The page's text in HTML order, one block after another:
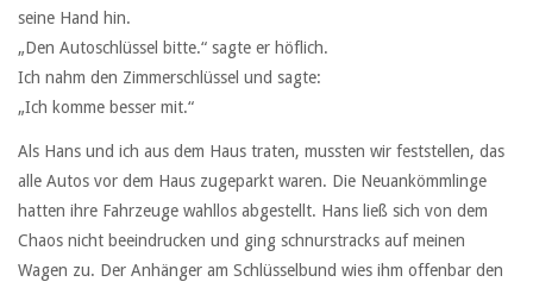
seine Hand hin.
„Den Autoschlüssel bitte.“ sagte er höflich.
Ich nahm den Zimmerschlüssel und sagte:
„Ich komme besser mit.“
Als Hans und ich aus dem Haus traten, mussten wir feststellen, das
alle Autos vor dem Haus zugeparkt waren. Die Neuankömmlinge
hatten ihre Fahrzeuge wahllos abgestellt. Hans ließ sich von dem
Chaos nicht beeindrucken und ging schnurstracks auf meinen
Wagen zu. Der Anhänger am Schlüsselbund wies ihm offenbar den